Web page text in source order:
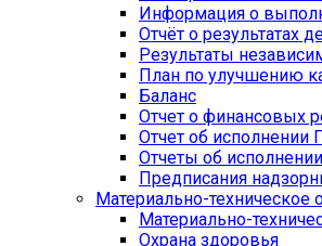
Информация о
Отчёт о результатах
Результаты
План по улучшению
Баланс
Отчет о финансовых
Отчет об
Отчеты об
Предписания
Материально-техническое
Материально-
Охрана здоровья